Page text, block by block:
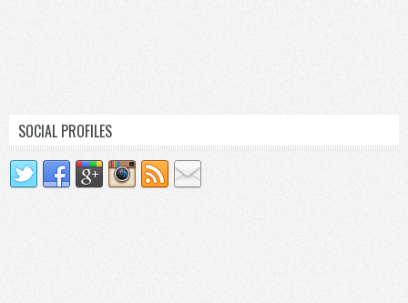
SOCIAL PROFILES